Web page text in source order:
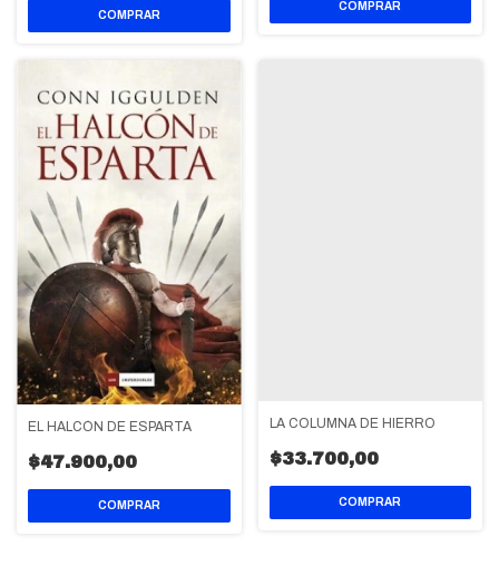
EL HALCÓN DE ESPARTA
$47.900,00
LA COLUMNA DE HIERRO
$33.700,00